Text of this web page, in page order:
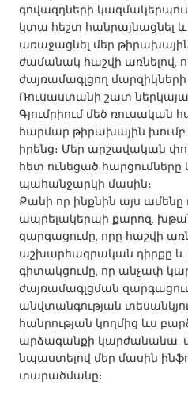
Utrecht
QATAR
Qatar
SINGAPORE
Singapore
UNITED KINGDOM
Glasgow
UNITED STATES
Ann Arbor, MI
Baltimore, MD
Burlingame-San Mateo, CA
Chicago, IL
գովազդների
կտա հեշտ հանրայնացնել և
առաջացնել մեր
ժամանակ հաշվի առնելով,
ժայռամագլցող
Ռուսաստանի շատ
Գյումրիում մեծ ռուսական
հարմար թիրախային խումբ
իրենց։ Մեր արշավական
հետ ունեցած
պահանջարկի մասին։
Քանի որ ինքնին այս ամենը
ապրելակերպի քարոզ,
զարգացումը, որը հաշվի
աշխարհագրական դիրքը
գիտակցումը, որ անչափ
ժայռամագլցման
անվտանգության
հանրության կողմից ևս
արձագանքի կարժանանա,
նպաստելով մեր մասին
տարածմանը։